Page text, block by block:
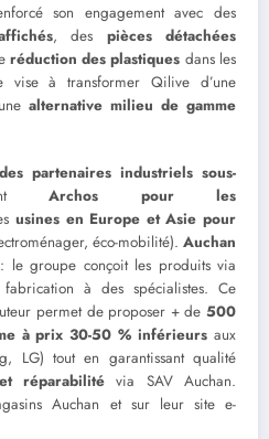
son engagement avec des
, des pièces détachées
réduction des plastiques dans les
vise à transformer Qilive d’une
alternative milieu de gamme
partenaires industriels sous-
Archos pour les
usines en Europe et Asie pour
éco-mobilité). Auchan
groupe conçoit les produits via
à des spécialistes. Ce
permet de proposer + de 500
à prix 30-50 % inférieurs aux
LG) tout en garantissant qualité
réparabilitévia SAV Auchan.
Auchan et sur leur site e-